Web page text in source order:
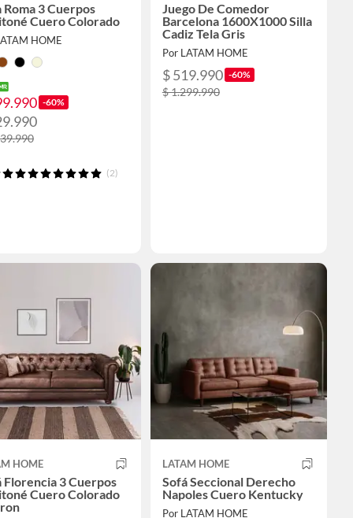
Roma 3 Cuerpos
Cuero Colorado
HOME
-60%
(2)
Juego De Comedor
Barcelona 1600X1000 Silla
Cadiz Tela Gris
Por LATAM HOME
$ 519.990 -60%
$ 1.299.990
HOME
Florencia 3 Cuerpos
Cuero Colorado
LATAM HOME
Sofá Seccional Derecho
Napoles Cuero Kentucky
Por LATAM HOME